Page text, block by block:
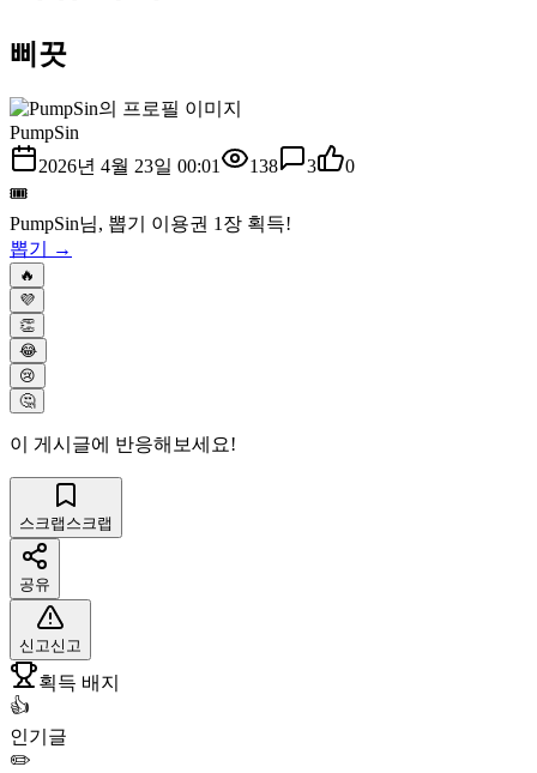
삐끗
PumpSin
2026년 4월 23일 00:01
138 3
0
🎟️
PumpSin님, 뽑기 이용권 1 장 획득!
뽑기 →
🔥
💜
👏
😂
😢
🤔
이 게시글에 반응해보세요!
스크랩 스크랩
공유
신고신고
획득 배지
👍
인기글
✏️